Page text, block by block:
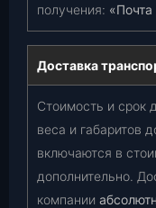
получения:
Доставка
Стоимость и срок
веса и габаритов
включаются в
дополнительно.
компании